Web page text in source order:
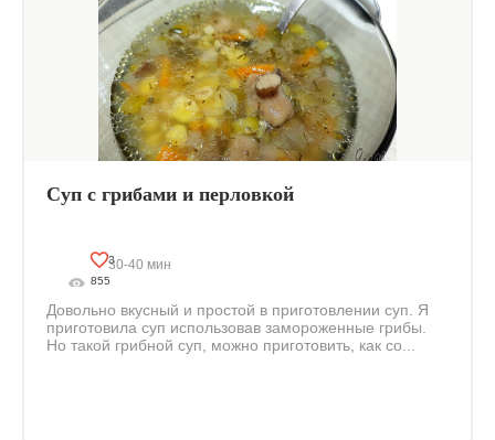
Суп с грибами и перловкой
3
30-40 мин
855
Довольно вкусный и простой в приготовлении суп. Я
приготовила суп использовав замороженные грибы.
Но такой грибной суп, можно приготовить, как со...